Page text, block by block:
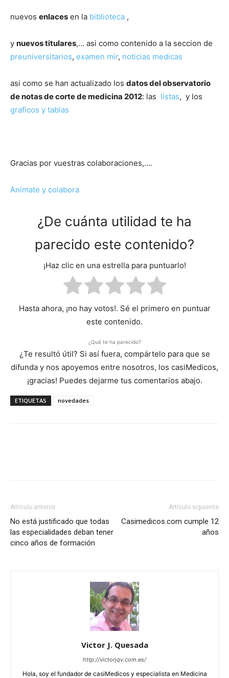
nuevos enlaces en la biblioteca ,
y nuevos titulares,… asi como contenido a la seccion de
preuniversitarios, examen mir, noticias medicas
asi como se han actualizado los datos del observatorio
de notas de corte de medicina 2012: las listas, y los
graficos y tablas
Gracias por vuestras colaboraciones,….
Animate y colabora
¿De cuánta utilidad te ha
parecido este contenido?
¡Haz clic en una estrella para puntuarlo!
Hasta ahora, ¡no hay votos!. Sé el primero en puntuar
este contenido.
¿Qué te ha parecido?
¿Te resultó útil? Si así fuera, compártelo para que se
difunda y nos apoyemos entre nosotros, los casiMedicos,
¡gracias! Puedes dejarme tus comentarios abajo.
ETIQUETAS novedades
Artículo anterior
No está justificado que todas
las especialidades deban tener
cinco años de formación
Artículo siguiente
Casimedicos.com cumple 12
años
Victor J. Quesada
http://victorjqv.com.es/
Hola, soy el fundador de casiMedicos y especialista en Medicina